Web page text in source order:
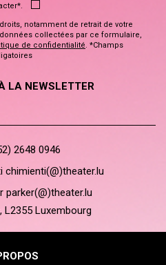
notamment de retrait de votre
collectées par ce formulaire,
de confidentialité. *Champs
LA NEWSLETTER
2648 0946
chimienti(@)theater.lu
parker(@)theater.lu
L2355 Luxembourg